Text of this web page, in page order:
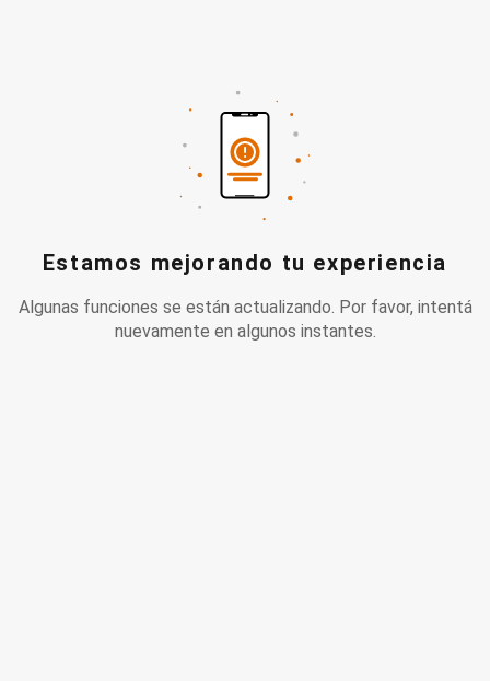
Estamos mejorando tu experiencia
Algunas funciones se están actualizando. Por favor, intentá
nuevamente en algunos instantes.